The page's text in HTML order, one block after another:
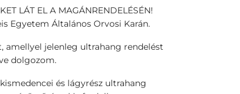
LÁT EL A MAGÁNRENDELÉSÉN!
Egyetem Általános Orvosi Karán.
amellyel jelenleg ultrahang rendelést
dolgozom.
és lágyrész ultrahang